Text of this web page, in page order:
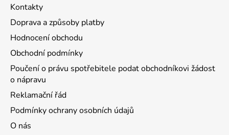
Kontakty
Doprava a způsoby platby
Hodnocení obchodu
Obchodní podmínky
Poučení o právu spotřebitele podat obchodníkovi žádost
o nápravu
Reklamační řád
Podmínky ochrany osobních údajů
O nás